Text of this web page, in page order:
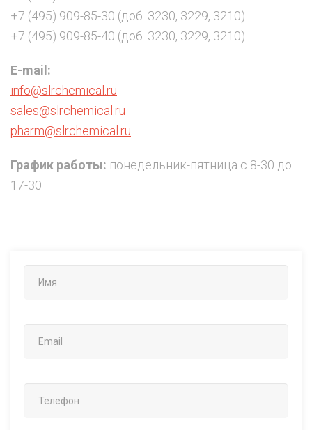
+7 (495) 909-85-30 (доб. 3230, 3229, 3210)
+7 (495) 909-85-40 (доб. 3230, 3229, 3210)
E-mail:
info@slrchemical.ru
sales@slrchemical.ru
pharm@slrchemical.ru
График работы: понедельник-пятница с 8-30 до
17-30